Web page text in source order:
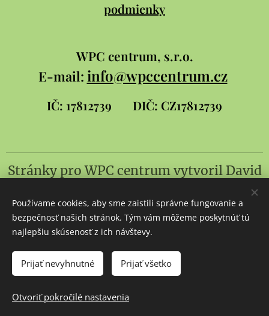
Do košíka
podmienky
WPC centrum, s.r.o.
E-mail: info@wpccentrum.cz
IČ: 17812739 DIČ: CZ17812739
Stránky pro WPC centrumvytvorilDavid
Cookies
Jazyky
Čeština
Slovenčina English
Používame cookies, aby sme zaistili správne fungovanie a
bezpečnosť našich stránok. Tým vám môžeme poskytnúť tú
najlepšiu skúsenosť z ich návštevy.
Prijať nevyhnutné Prijať všetko
Otvoriť pokročilé nastavenia